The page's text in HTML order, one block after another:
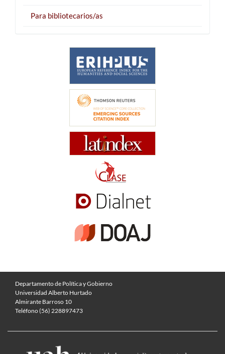
Para bibliotecarios/as
Departamento de Política y Gobierno
Universidad Alberto Hurtado
Almirante Barroso 10
Teléfono (56) 228897473